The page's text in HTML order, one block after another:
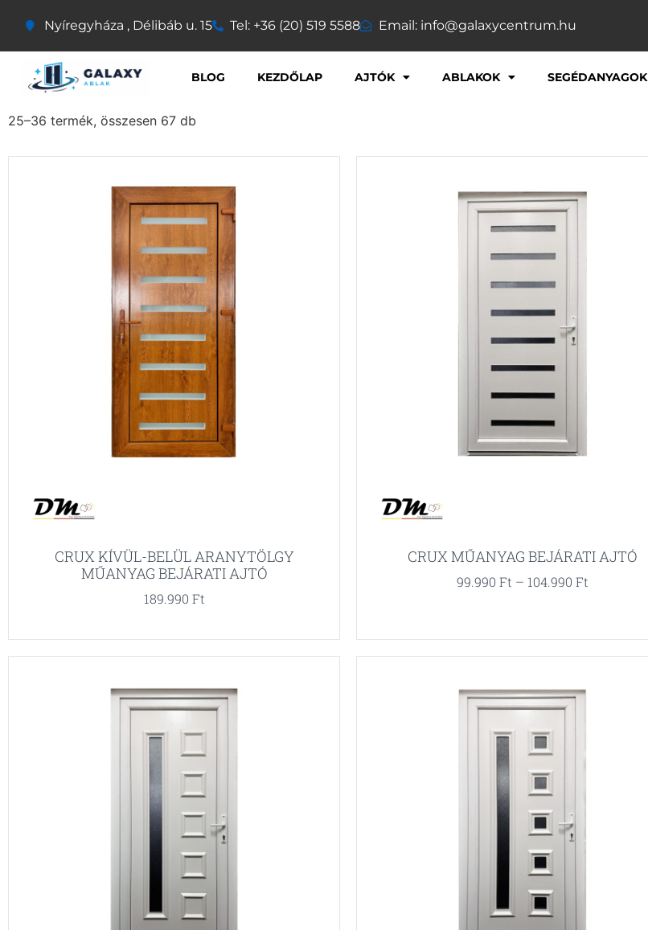
Nyíregyháza , Délibáb u. 15 Tel: +36 (20) 519 5588 Email: info@galaxycentrum.hu
BLOG KEZDŐLAP AJTÓK ABLAKOK SEGÉDANYAGOK
25–36 termék, összesen 67 db
CRUX KÍVÜL-BELÜL ARANYTÖLGY
MŰANYAG BEJÁRATI AJTÓ
189.990 Ft
CRUX MŰANYAG BEJÁRATI AJTÓ
99.990 Ft – 104.990 Ft